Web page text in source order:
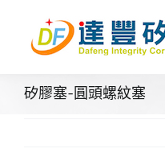
content
矽膠塞-圓頭螺紋塞